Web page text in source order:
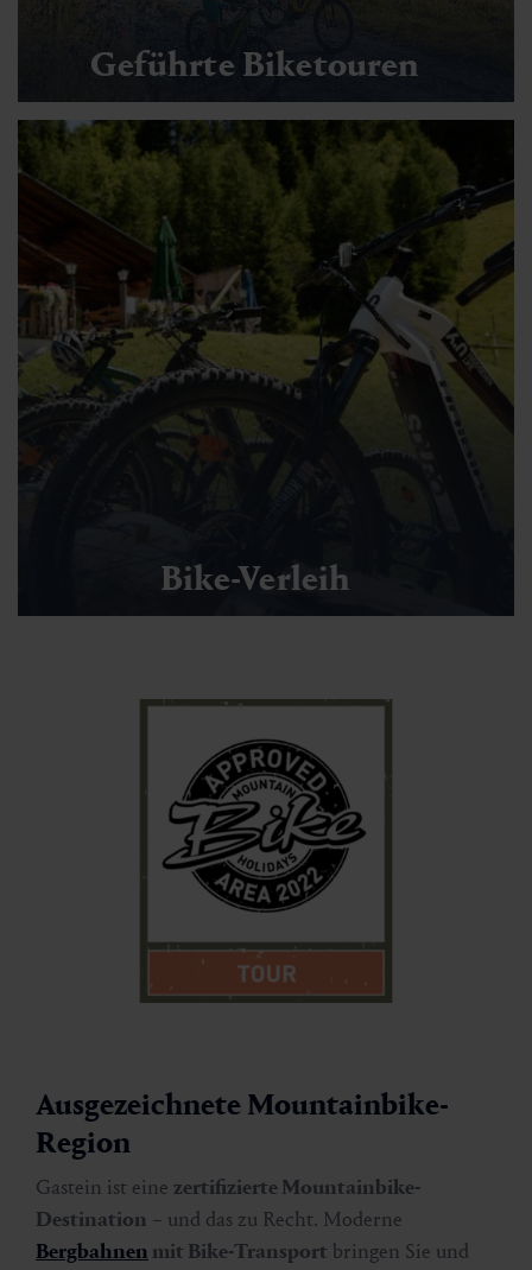
Geführte Biketouren
Bike-Verleih
Ausgezeichnete Mountainbike-
Region
Gastein ist eine zertifizierte Mountainbike-
Destination – und das zu Recht. Moderne
Bergbahnen mit Bike-Transport bringen Sie und